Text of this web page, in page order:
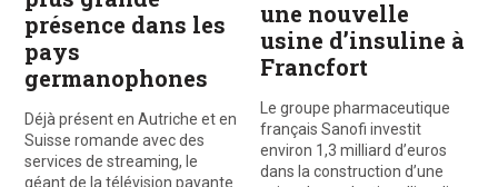
présence dans les
pays
germanophones
Déjà présent en Autriche et en
Suisse romande avec des
services de streaming, le
géant de la télévision payante
une nouvelle
usine d’insuline à
Francfort
Le groupe pharmaceutique
français Sanofi investit
environ 1,3 milliard d’euros
dans la construction d’une